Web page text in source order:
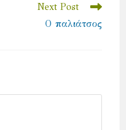
Next Post
Ο παλιάτσος